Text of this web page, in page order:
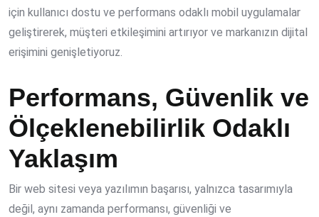
için kullanıcı dostu ve performans odaklı mobil uygulamalar
geliştirerek, müşteri etkileşimini artırıyor ve markanızın dijital
erişimini genişletiyoruz.
Performans, Güvenlik ve
Ölçeklenebilirlik Odaklı
Yaklaşım
Bir web sitesi veya yazılımın başarısı, yalnızca tasarımıyla
değil, aynı zamanda performansı, güvenliği ve